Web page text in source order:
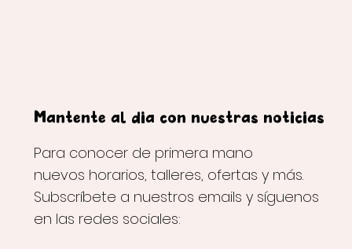
Mantente al día con nuestras noticias
Para conocer de primera mano
nuevos horarios, talleres, ofertas y más.
Subscríbete a nuestros emails y síguenos
en las redes sociales: